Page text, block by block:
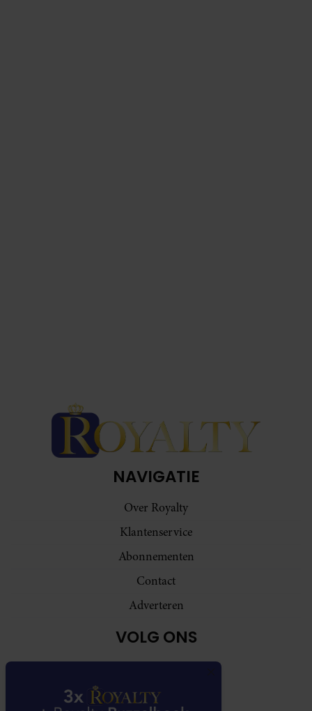
NAVIGATIE
Over Royalty
Klantenservice
Abonnementen
Contact
Adverteren
VOLG ONS